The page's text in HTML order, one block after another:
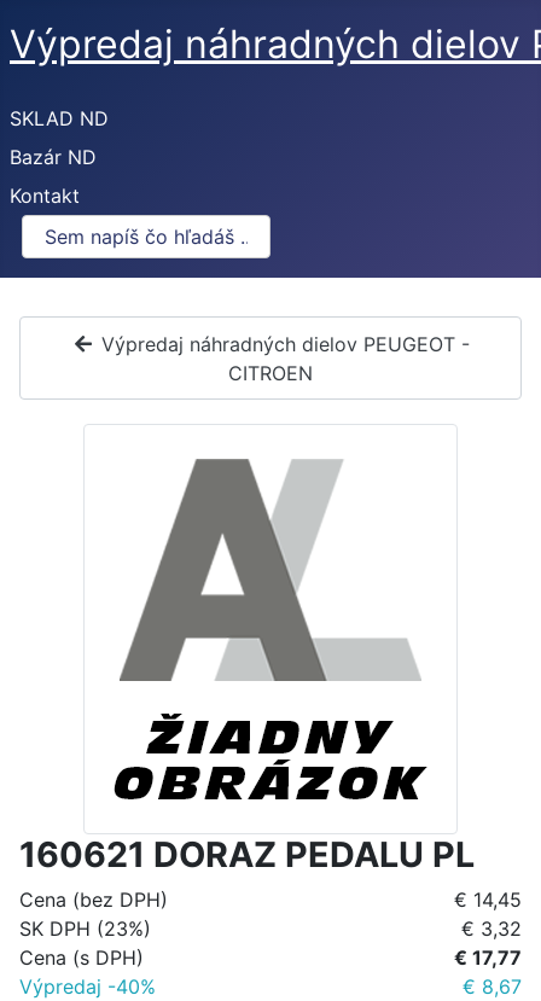
Výpredaj náhradných dielov
SKLAD ND
Bazár ND
Kontakt
Výpredaj náhradných dielov PEUGEOT -
CITROEN
160621 DORAZ PEDALU PL
Cena (bez DPH)
€ 14,45
SK DPH (23%)
€ 3,32
Cena (s DPH)
€ 17,77
Výpredaj -40%
€ 8,67